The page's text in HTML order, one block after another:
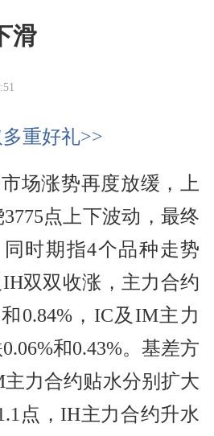
滑
重好礼>>
场涨势再度放缓，上
点上下波动，最终
同时期指4个品种走势
双双收涨，主力合约
0.84%，IC及IM主力
和0.43%。基差方
力合约贴水分别扩大
点，IH主力合约升水